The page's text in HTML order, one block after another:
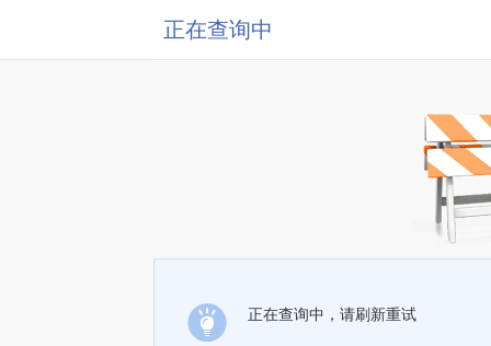
正在查询中
正在查询中，请刷新重试